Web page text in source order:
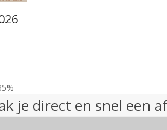
je direct en snel een